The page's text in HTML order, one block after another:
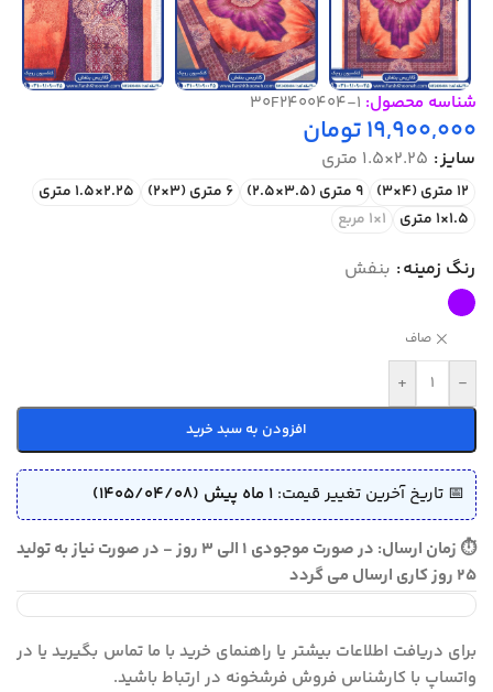
شناسه محصول: 30F2400404-1
19,900,000تومان
سایز 2.25×1.5 متری
12 متری (4×3) 9 متری (3.5×2.5) 6 متری (3×2)
2.25×1.5 متری
1.5×1 متری
1×1 مربع
رنگ زمینه بنفش
صاف
-
+
افزودن به سبد خرید
📅 تاریخ آخرین تغییر قیمت: 1 ماه پیش (1405/04/08)
⏱ زمان ارسال: در صورت موجودی 1 الی 3 روز - در صورت نیاز به تولید
25 روز کاری ارسال می گردد
برای دریافت اطلاعات بیشتر یا راهنمای خرید با ما تماس بگیرید یا در
واتساپ با کارشناس فروش فرشخونه در ارتباط باشید.